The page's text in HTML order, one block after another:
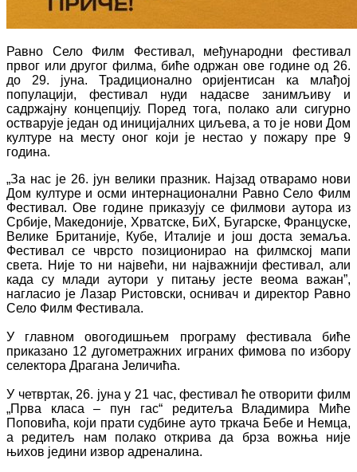
Равно Село Филм Фестивал, међународни фестивал
првог или другог филма, биће одржан ове године од 26.
до 29. јуна. Традиционално оријентисан ка млађој
популацији, фестивал нуди надасве занимљиву и
садржајну концепцију. Поред тога, полако али сигурно
остварује један од иницијалних циљева, а то је нови Дом
културе на месту оног који је нестао у пожару пре 9
година.
„За нас је 26. јун велики празник. Најзад отварамо нови
Дом културе и осми интернационални Равно Село Филм
Фестивал. Ове године приказују се филмови аутора из
Србије, Македоније, Хрватске, БиХ, Бугарске, Француске,
Велике Британије, Кубе, Италије и још доста земаља.
Фестивал се чврсто позиционирао на филмској мапи
света. Није то ни највећи, ни најважнији фестивал, али
када су млади аутори у питању јесте веома важан”,
нагласио је Лазар Ристовски, оснивач и директор Равно
Село Филм Фестивала.
У главном овогодишњем програму фестивала биће
приказано 12 дугометражних играних фимова по избору
селектора Драгана Јеличића.
У четвртак, 26. јуна у 21 час, фестивал ће отворити филм
„Прва класа – пун гас“ редитеља Владимира Миће
Поповића, који прати судбине ауто тркача Бебе и Немца,
а редитељ нам полако открива да брза вожња није
њихов једини извор адреналина.